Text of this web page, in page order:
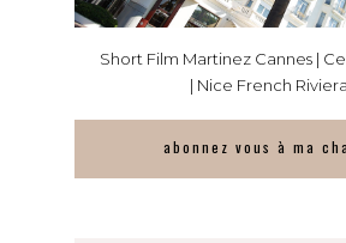
Short Film Martinez Cannes |
| Nice French Riviera
abonnez vous à ma